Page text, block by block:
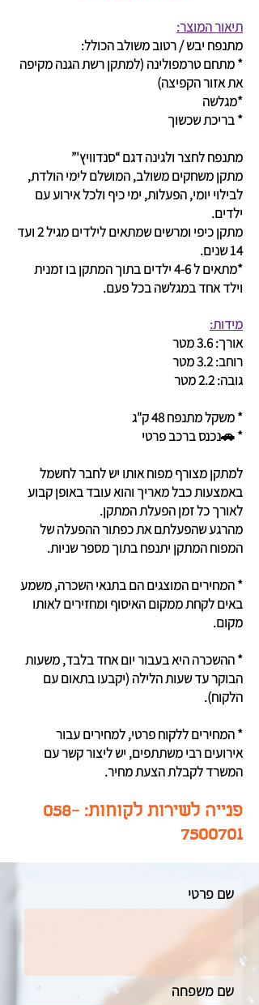
תיאור המוצר:
מתנפח יבש / רטוב משולב הכולל:
* מתחם טרמפולינה (למתקן רשת הגנה מקיפה
את אזור הקפיצה)
*מגלשה
* בריכת שכשוך
מתנפח לחצר ולגינה דגם “סנדוויץ'”
מתקן משחקים משולב, המושלם לימי הולדת,
לבילוי יומי, הפעלות, ימי כיף ולכל אירוע עם
ילדים.
מתקן כיפי ומרשים שמתאים לילדים מגיל 2 ועד
14 שנים.
*מתאים ל 4-6 ילדים בתוך המתקן בו זמנית
וילד אחד במגלשה בכל פעם.
מידות:
אורך: 3.6 מטר
רוחב: 3.2 מטר
גובה: 2.2 מטר
* משקל מתנפח 48 ק"ג
* 🚗נכנס ברכב פרטי
למתקן מצורף מפוח אותו יש לחבר לחשמל
באמצעות כבל מאריך והוא עובד באופן קבוע
לאורך כל זמן הפעלת המתקן.
מהרגע שהפעלתם את כפתור ההפעלה של
המפוח המתקן יתנפח בתוך מספר שניות.
* המחירים המוצגים הם בתנאי השכרה, משמע
באים לקחת ממקום האיסוף ומחזירים לאותו
מקום.
* ההשכרה היא בעבור יום אחד בלבד, משעות
הבוקר עד שעות הלילה (יקבעו בתאום עם
הלקוח).
* המחירים ללקוח פרטי, למחירים עבור
אירועים רבי משתתפים, יש ליצור קשר עם
המשרד לקבלת הצעת מחיר.
פנייה לשירות לקוחות: 058-
7500701
שם פרטי
שם משפחה